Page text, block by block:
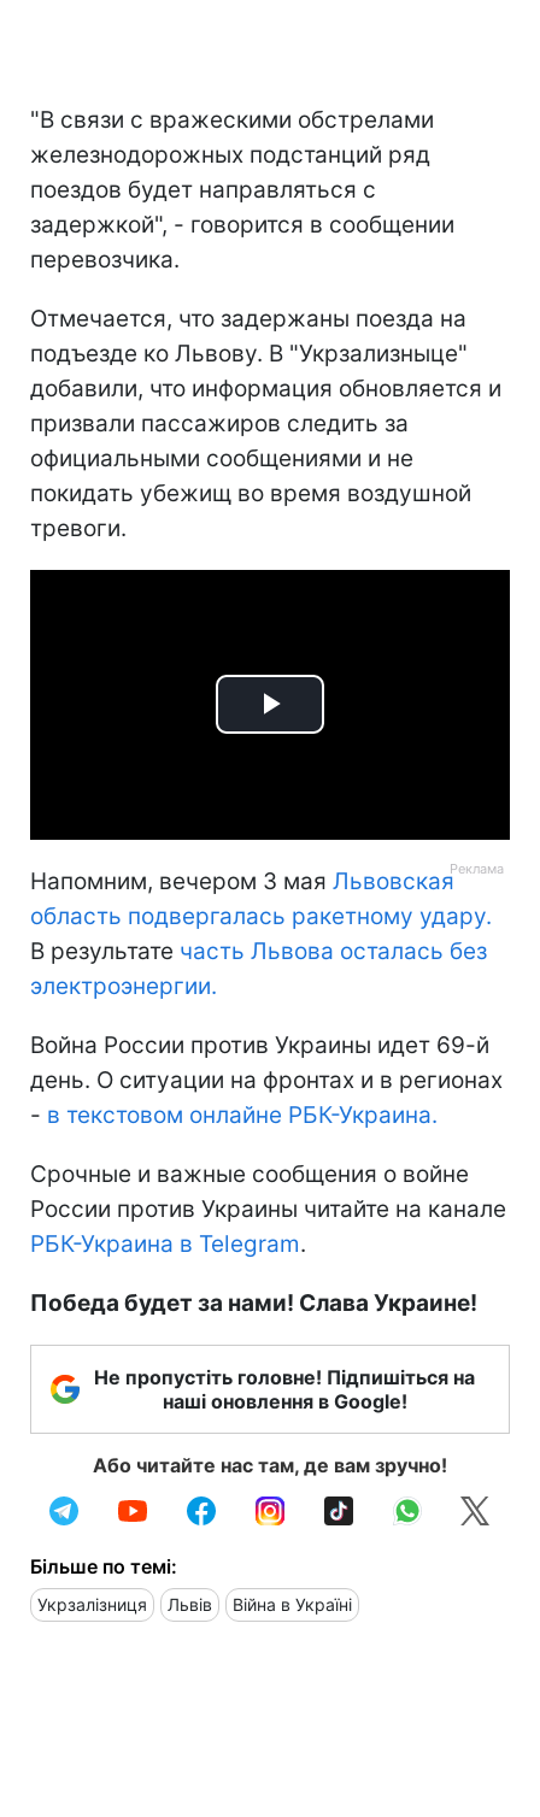
"В связи с вражескими обстрелами
железнодорожных подстанций ряд
поездов будет направляться с
задержкой", - говорится в сообщении
перевозчика.
Отмечается, что задержаны поезда на
подъезде ко Львову. В "Укрзализныце"
добавили, что информация обновляется и
призвали пассажиров следить за
официальными сообщениями и не
покидать убежищ во время воздушной
тревоги.
Play
Напомним, вечером 3 мая Львовская
область подвергалась ракетному удару.
В результате часть Львова осталась без
электроэнергии.
Война России против Украины идет 69-й
день. О ситуации на фронтах и в регионах
- в текстовом онлайне РБК-Украина.
Срочные и важные сообщения о войне
России против Украины читайте на канале
РБК-Украина в Telegram.
Победа будет за нами! Слава Украине!
Не пропустіть головне! Підпишіться на
наші оновлення в Google!
Або читайте нас там, де вам зручно!
Більше по темі:
Укрзалізниця Львів Війна в Україні